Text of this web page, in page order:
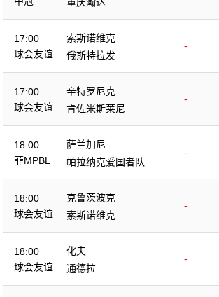
17:00
球会友谊
索斯诺维克
-
俄斯特拉发
17:00
球会友谊
辛特罗尼克
-
肯佐米斯莱尼
18:00
菲MPBL
萨兰加尼
-
帕拉纳克爱国者队
18:00
球会友谊
克鲁茨波克
-
索斯诺维克
18:00
球会友谊
化夫
-
通德拉